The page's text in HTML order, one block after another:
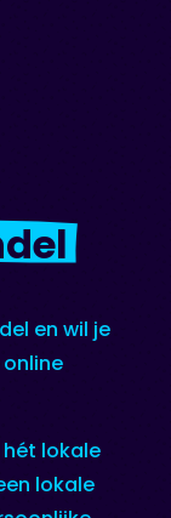
en wil je
lokale
lokale